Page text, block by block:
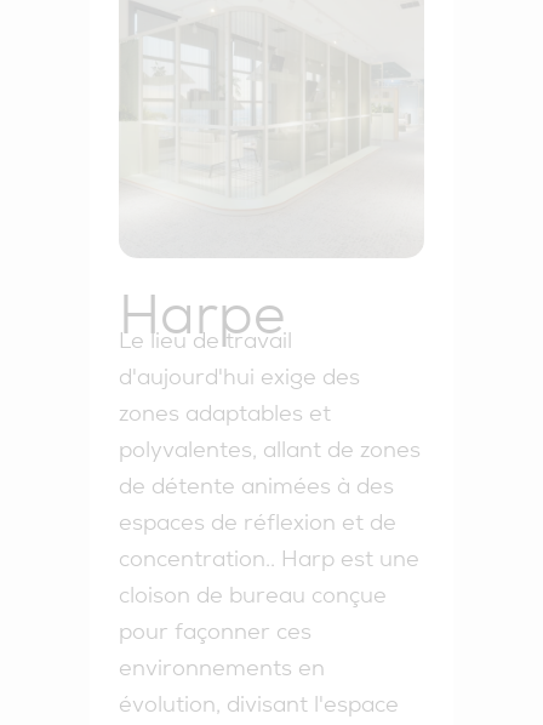
Harpe
Le lieu de travail
d'aujourd'hui exige des
zones adaptables et
polyvalentes, allant de zones
de détente animées à des
espaces de réflexion et de
concentration.. Harp est une
cloison de bureau conçue
pour façonner ces
environnements en
évolution, divisant l'espace